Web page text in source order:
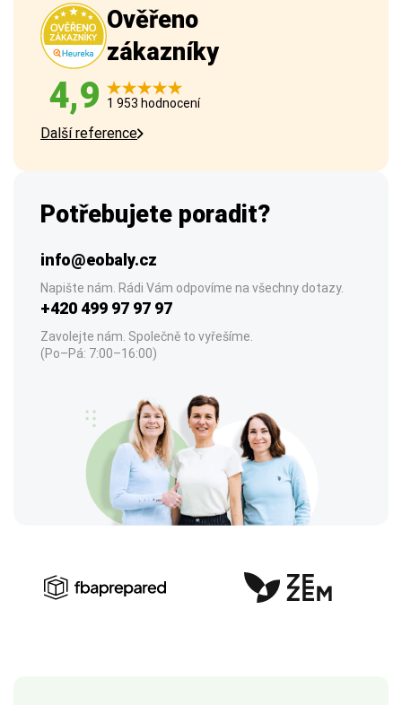
Ověřeno
zákazníky
4,9 1 953 hodnocení
Další reference
Potřebujete poradit?
info@eobaly.cz
Napište nám. Rádi Vám odpovíme na všechny dotazy.
+420 499 97 97 97
Zavolejte nám. Společně to vyřešíme.
(Po–Pá: 7:00–16:00)